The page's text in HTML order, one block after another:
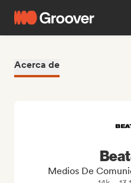
Acerca de
Medios De